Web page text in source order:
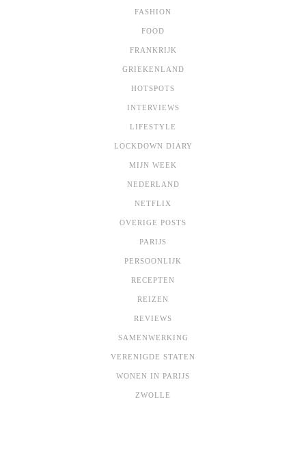
FASHION
FOOD
FRANKRIJK
GRIEKENLAND
HOTSPOTS
INTERVIEWS
LIFESTYLE
LOCKDOWN DIARY
MIJN WEEK
NEDERLAND
NETFLIX
OVERIGE POSTS
PARIJS
PERSOONLIJK
RECEPTEN
REIZEN
REVIEWS
SAMENWERKING
VERENIGDE STATEN
WONEN IN PARIJS
ZWOLLE